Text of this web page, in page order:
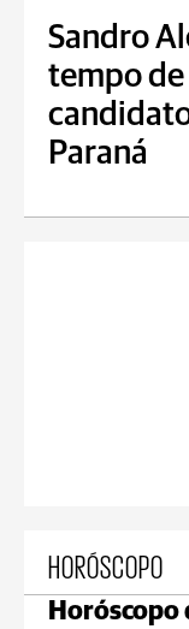
Sandro
tempo de
Paraná
HORÓSCOPO
Horóscopo